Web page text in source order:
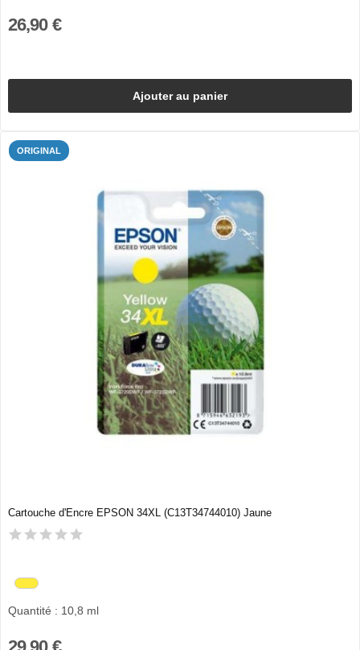
26,90 €
Ajouter au panier
ORIGINAL
Cartouche d'Encre EPSON 34XL (C13T34744010) Jaune
Quantité : 10,8 ml